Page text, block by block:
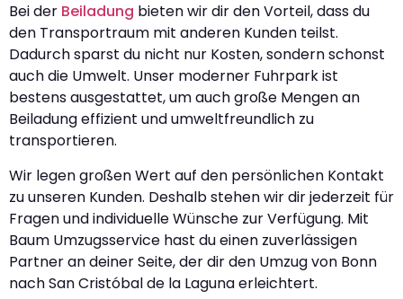
Bei der Beiladung bieten wir dir den Vorteil, dass du
den Transportraum mit anderen Kunden teilst.
Dadurch sparst du nicht nur Kosten, sondern schonst
auch die Umwelt. Unser moderner Fuhrpark ist
bestens ausgestattet, um auch große Mengen an
Beiladung effizient und umweltfreundlich zu
transportieren.
Wir legen großen Wert auf den persönlichen Kontakt
zu unseren Kunden. Deshalb stehen wir dir jederzeit für
Fragen und individuelle Wünsche zur Verfügung. Mit
Baum Umzugsservice hast du einen zuverlässigen
Partner an deiner Seite, der dir den Umzug von Bonn
nach San Cristóbal de la Laguna erleichtert.